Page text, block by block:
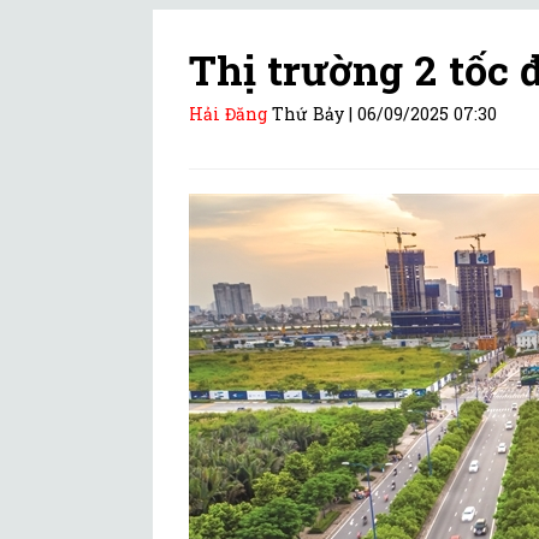
Thị trường 2 tốc
Hải Đăng Thứ Bảy |06/09/2025 07:30